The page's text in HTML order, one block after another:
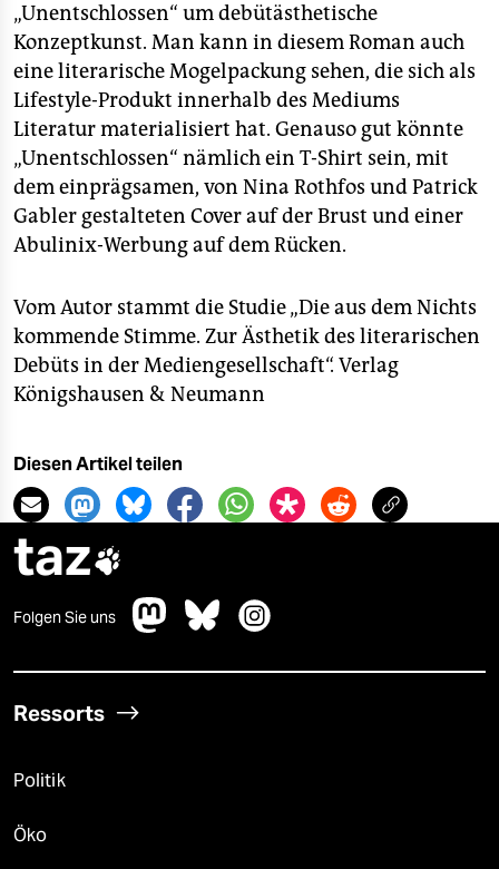
„Unentschlossen“ um debütästhetische
Konzeptkunst. Man kann in diesem Roman auch
eine literarische Mogelpackung sehen, die sich als
Lifestyle-Produkt innerhalb des Mediums
Literatur materialisiert hat. Genauso gut könnte
„Unentschlossen“ nämlich ein T-Shirt sein, mit
dem einprägsamen, von Nina Rothfos und Patrick
Gabler gestalteten Cover auf der Brust und einer
Abulinix-Werbung auf dem Rücken.
Vom Autor stammt die Studie „Die aus dem Nichts
kommende Stimme. Zur Ästhetik des literarischen
Debüts in der Mediengesellschaft“. Verlag
Königshausen & Neumann
Diesen Artikel teilen
taz
Folgen Sie uns
Ressorts
Politik
Öko